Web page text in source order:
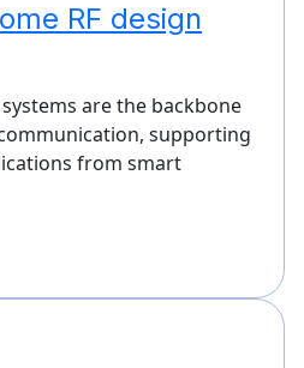
RF design
are the backbone
supporting
from smart